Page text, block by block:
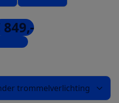
849,-
trommelverlichting